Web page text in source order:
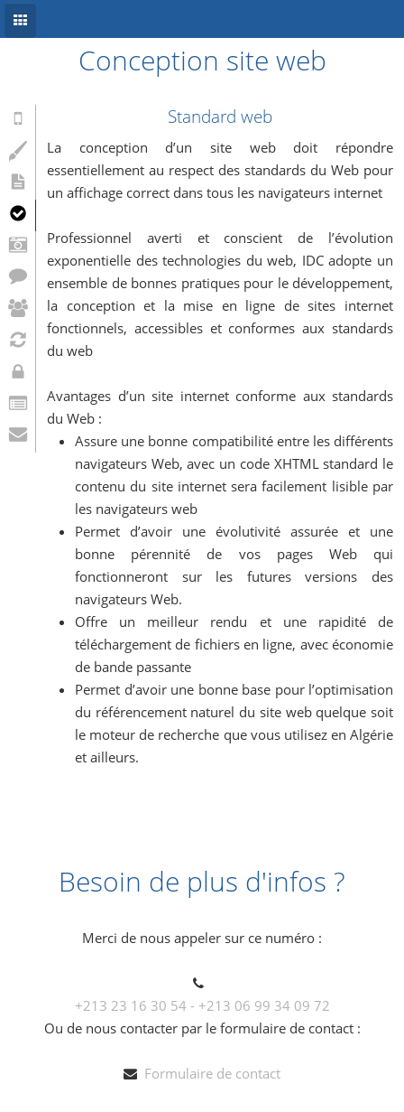
Accueil
Développement mobile
Informations
Conception site web
Standard web
La conception d’un site web doit répondre
essentiellement au respect des standards du Web pour
un affichage correct dans tous les navigateurs internet
Professionnel averti et conscient de l’évolution
exponentielle des technologies du web, IDC adopte un
ensemble de bonnes pratiques pour le développement,
la conception et la mise en ligne de sites internet
fonctionnels, accessibles et conformes aux standards
du web
Avantages d’un site internet conforme aux standards
du Web :
Assure une bonne compatibilité entre les différents
navigateurs Web, avec un code XHTML standard le
contenu du site internet sera facilement lisible par
les navigateurs web
Permet d’avoir une évolutivité assurée et une
bonne pérennité de vos pages Web qui
fonctionneront sur les futures versions des
navigateurs Web.
Offre un meilleur rendu et une rapidité de
téléchargement de fichiers en ligne, avec économie
de bande passante
Permet d’avoir une bonne base pour l’optimisation
du référencement naturel du site web quelque soit
le moteur de recherche que vous utilisez en Algérie
et ailleurs.
Besoin de plus d'infos ?
Merci de nous appeler sur ce numéro :
+213 23 16 30 54 - +213 06 99 34 09 72
Ou de nous contacter par le formulaire de contact :
Formulaire de contact